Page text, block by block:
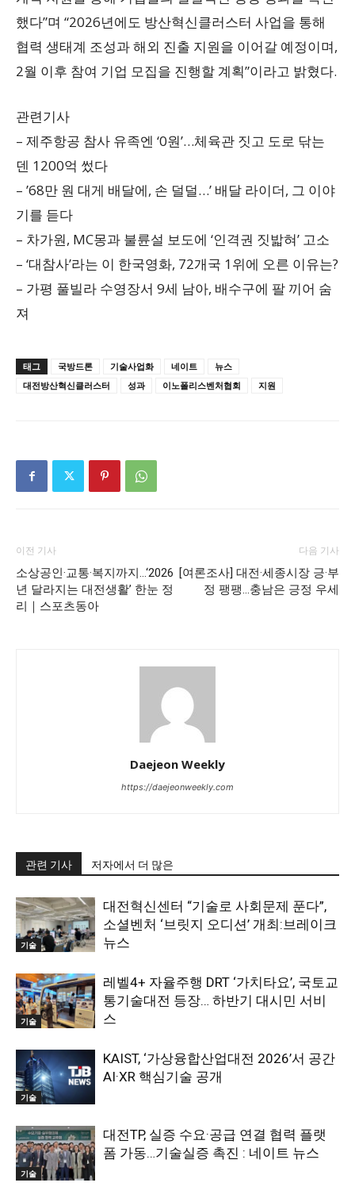
했다”며 “2026년에도 방산혁신클러스터 사업을 통해
협력 생태계 조성과 해외 진출 지원을 이어갈 예정이며,
2월 이후 참여 기업 모집을 진행할 계획”이라고 밝혔다.
관련기사
– 제주항공 참사 유족엔 ‘0원’…체육관 짓고 도로 닦는
덴 1200억 썼다
– ’68만 원 대게 배달에, 손 덜덜…’ 배달 라이더, 그 이야
기를 듣다
– 차가원, MC몽과 불륜설 보도에 ‘인격권 짓밟혀’ 고소
– ‘대참사’라는 이 한국영화, 72개국 1위에 오른 이유는?
– 가평 풀빌라 수영장서 9세 남아, 배수구에 팔 끼어 숨
져
태그 국방드론 기술사업화 네이트
뉴스
대전방산혁신클러스터
성과 이노폴리스벤처협회 지원
이전 기사
소상공인·교통·복지까지…‘2026
년 달라지는 대전생활’ 한눈 정
리｜스포츠동아
다음 기사
[여론조사] 대전·세종시장 긍·부
정 팽팽…충남은 긍정 우세
Daejeon Weekly
https://daejeonweekly.com
관련 기사 저자에서 더 많은
기술
대전혁신센터 “기술로 사회문제 푼다”,
소셜벤처 ‘브릿지 오디션’ 개최:브레이크
뉴스
기술
레벨4+ 자율주행 DRT ‘가치타요’, 국토교
통기술대전 등장… 하반기 대시민 서비
스
기술
KAIST, ‘가상융합산업대전 2026’서 공간
AI·XR 핵심기술 공개
기술
대전TP, 실증 수요·공급 연결 협력 플랫
폼 가동…기술실증 촉진 : 네이트 뉴스